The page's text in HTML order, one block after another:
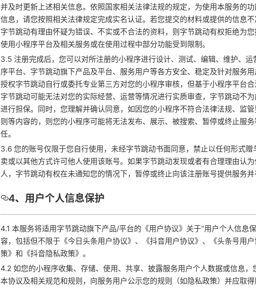
并及时更新上述相关信息。依照国家相关法律法规的规定，为使用本服务的
信息，请您按照相关法律规定完成实名认证。若您提交的材料或提供的信息
字节跳动有理由怀疑为错误、不实或不合法的资料，则字节跳动有权拒绝为
使用小程序平台及相关服务或在使用过程中部分功能受到限制。
3.5 注册完成后，您可以对所注册的小程序进行设计、测试、编辑、维护、
序平台、字节跳动旗下产品及平台、服务用户等各方安全、稳定及针对服务
授权字节跳动自行或委托专业第三方对您的小程序审核，但基于小程序平台合
字节跳动可能无法对您的实际经营、运营等情况进行实质审查，字节跳动不
进行担保。同时，您理解并确认同意，如因您的小程序不符合法律法规、监
则等内容的，则您的小程序可能将无法发布、展示、被搜索、暂停或终止服
任。
3.6 您的账号仅限于您自行使用，未经字节跳动书面同意，禁止以任何形式
卖或以其他方式许可他人使用该账号。如果字节跳动发现或者有合理理由认
人，字节跳动有权在未通知您的情况下，暂停或终止向该注册账号提供服务并
4、用户个人信息保护
4.1 本服务将适用字节跳动旗下产品/平台的《用户协议》关于“用户个人信息
容，包括但不限于《今日头条用户协议》、《抖音用户协议》、《头条号用
策》和《抖音隐私政策》。
4.2 如您的小程序收集、存储、使用、共享、披露服务用户个人数据或信息，
本协议及相关规范和规则，向服务用户公示您的规则（如隐私政策）并应取